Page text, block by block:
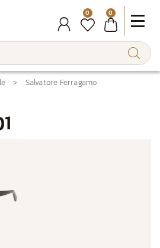
0 0
Salvatore Ferragamo